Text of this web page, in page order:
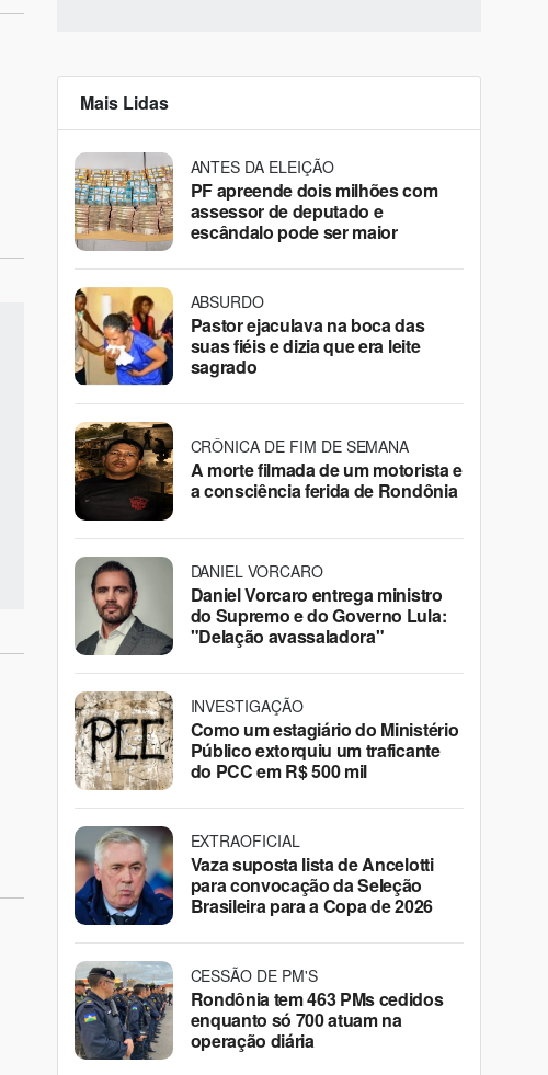
Mais Lidas
ANTES DA ELEIÇÃO
PF apreende dois milhões com
assessor de deputado e
escândalo pode ser maior
ABSURDO
Pastor ejaculava na boca das
suas fiéis e dizia que era leite
sagrado
CRÔNICA DE FIM DE SEMANA
A morte filmada de um motorista e
a consciência ferida de Rondônia
DANIEL VORCARO
Daniel Vorcaro entrega ministro
do Supremo e do Governo Lula:
"Delação avassaladora"
INVESTIGAÇÃO
Como um estagiário do Ministério
Público extorquiu um traficante
do PCC em R$ 500 mil
EXTRAOFICIAL
Vaza suposta lista de Ancelotti
para convocação da Seleção
Brasileira para a Copa de 2026
CESSÃO DE PM'S
Rondônia tem 463 PMs cedidos
enquanto só 700 atuam na
operação diária